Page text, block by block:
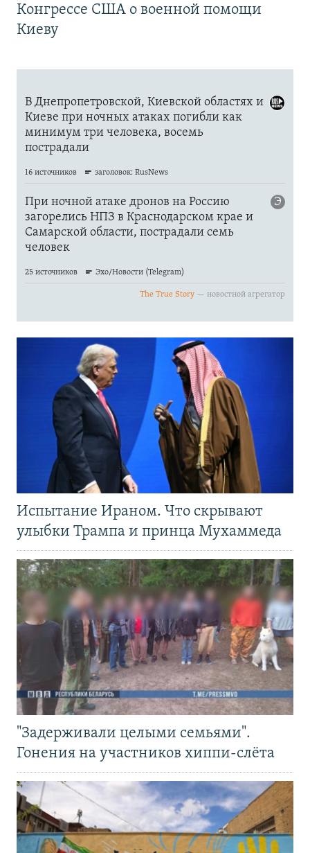
Конгрессе США о военной помощи
Киеву
Испытание Ираном. Что скрывают
улыбки Трампа и принца Мухаммеда
"Задерживали целыми семьями".
Гонения на участников хиппи-слёта